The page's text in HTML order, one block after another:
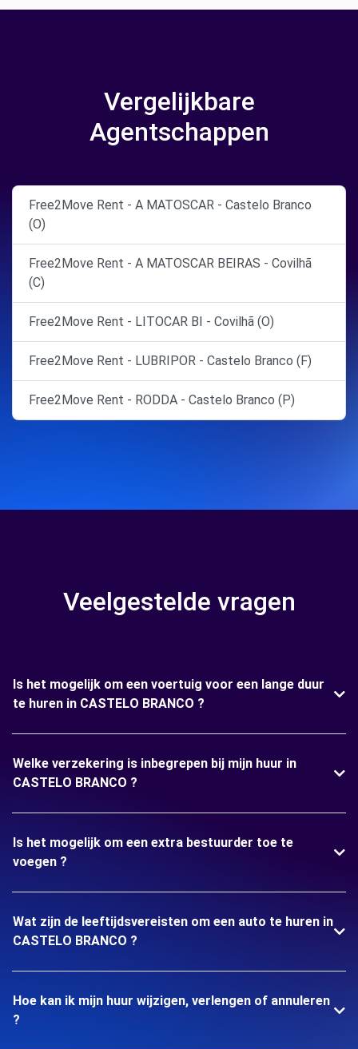
Vergelijkbare
Agentschappen
Free2Move Rent - A MATOSCAR - Castelo Branco
(O)
Free2Move Rent - A MATOSCAR BEIRAS - Covilhã
(C)
Free2Move Rent - LITOCAR BI - Covilhã (O)
Free2Move Rent - LUBRIPOR - Castelo Branco (F)
Free2Move Rent - RODDA - Castelo Branco (P)
Veelgestelde vragen
Is het mogelijk om een voertuig voor een lange duur
te huren in CASTELO BRANCO ?
Welke verzekering is inbegrepen bij mijn huur in
CASTELO BRANCO ?
Is het mogelijk om een extra bestuurder toe te
voegen ?
Wat zijn de leeftijdsvereisten om een auto te huren in
CASTELO BRANCO ?
Hoe kan ik mijn huur wijzigen, verlengen of annuleren
?